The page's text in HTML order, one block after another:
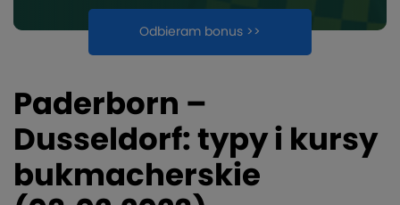
Odbieram bonus >>
Paderborn –
Dusseldorf: typy i kursy
bukmacherskie